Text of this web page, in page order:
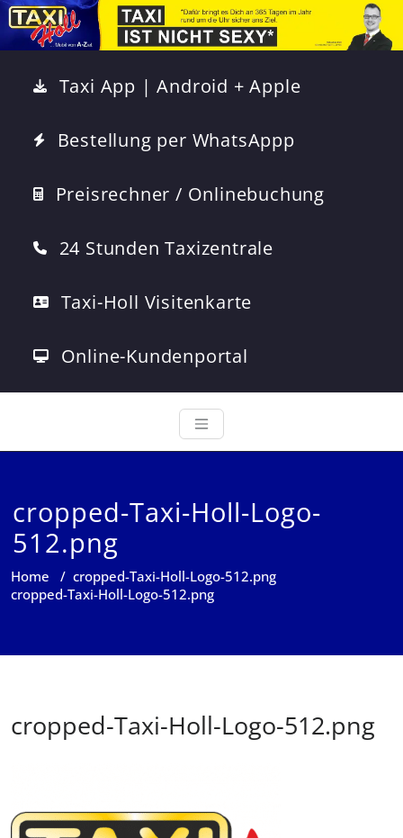
Taxi App | Android + Apple
Bestellung per WhatsAppp
Preisrechner / Onlinebuchung
24 Stunden Taxizentrale
Taxi-Holl Visitenkarte
Online-Kundenportal
cropped-Taxi-Holl-Logo-
512.png
Home / cropped-Taxi-Holl-Logo-512.png
cropped-Taxi-Holl-Logo-512.png
cropped-Taxi-Holl-Logo-512.png